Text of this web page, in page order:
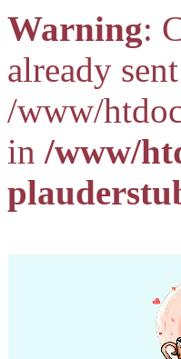
Warning:
already
/www/
in /www/